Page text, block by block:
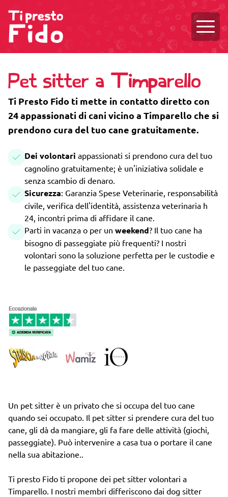
Pet sitter a Timparello
Ti Presto Fido ti mette in contatto diretto con
24 appassionati di cani vicino a Timparello che si
prendono cura del tuo cane gratuitamente.
Dei volontari appassionati si prendono cura del tuo
cagnolino gratuitamente; è un'iniziativa solidale e
senza scambio di denaro.
Sicurezza: Garanzia Spese Veterinarie, responsabilità
civile, verifica dell'identità, assistenza veterinaria h
24, incontri prima di affidare il cane.
Parti in vacanza o per un weekend? Il tuo cane ha
bisogno di passeggiate più frequenti? I nostri
volontari sono la soluzione perfetta per le custodie e
le passeggiate del tuo cane.
Un pet sitter è un privato che si occupa del tuo cane
quando sei occupato. Il pet sitter si prendere cura del tuo
cane, gli dà da mangiare, gli fa fare delle attività (giochi,
passeggiate). Può intervenire a casa tua o portare il cane
nella sua abitazione..
Ti presto Fido ti propone dei pet sitter volontari a
Timparello. I nostri membri differiscono dai dog sitter